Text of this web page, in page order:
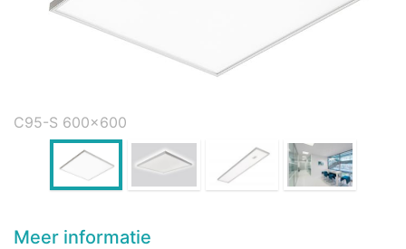
C95-S 600x600
Meer informatie